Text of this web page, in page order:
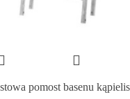
pomost basenu